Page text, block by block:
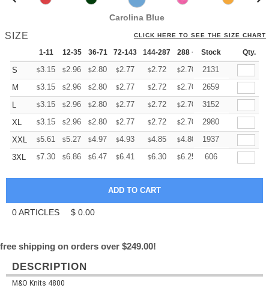
Carolina Blue
SIZE CLICK HERE TO SEE THE SIZE CHART
1-11 12-35 36-71 72-143 144-287 288 + More
Stock Qty.
S $3.15 $2.96 $2.80 $2.77 $2.72 $2.70 +
2131
M
$3.15 $2.96 $2.80 $2.77 $2.72 $2.70 +
2659
L
$3.15 $2.96 $2.80 $2.77 $2.72 $2.70 +
3152
XL
$3.15 $2.96 $2.80 $2.77 $2.72 $2.70 +
2980
XXL
$5.61 $5.27 $4.97 $4.93 $4.85 $4.80 +
1937
3XL
$7.30 $6.86 $6.47 $6.41 $6.30 $6.25 +
606
0ARTICLES $ 0.00
free shipping on orders over $249.00!
DESCRIPTION
M&O Knits 4800